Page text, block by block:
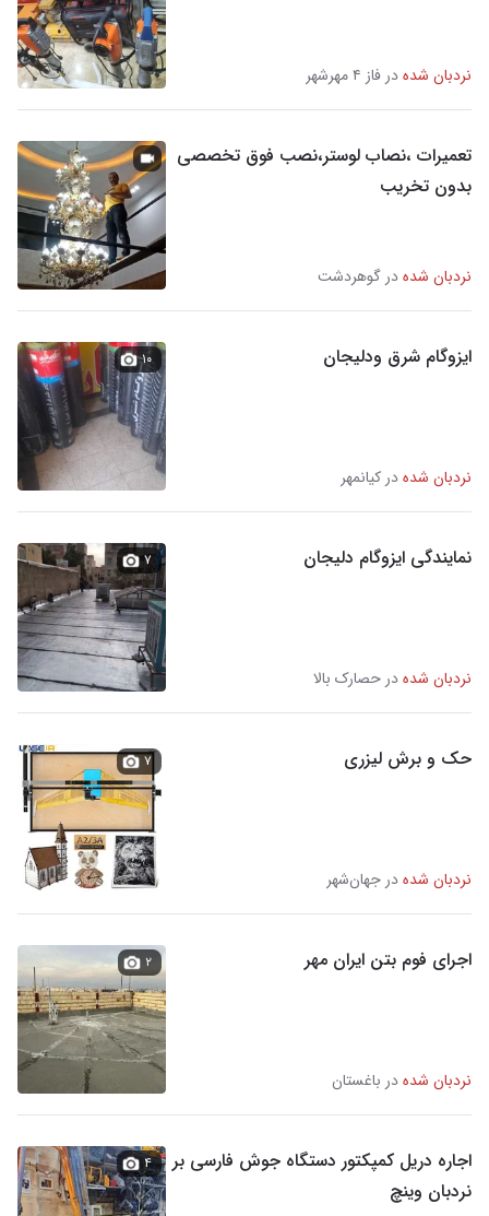
نردبان شدهدر فاز ۴ مهرشهر
تعمیرات ،نصاب لوستر،نصب فوق تخصصی
بدون تخریب
نردبان شدهدر گوهردشت
ایزوگام شرق ودلیجان
نردبان شدهدر کیانمهر
۱۰
نمایندگی ایزوگام دلیجان
نردبان شدهدر حصارک بالا
۷
حک و برش لیزری
نردبان شدهدر جهان‌شهر
۷
اجرای فوم بتن ایران مهر
نردبان شدهدر باغستان
۲
اجاره دریل کمپکتور دستگاه جوش فارسی بر
نردبان وینچ
۴